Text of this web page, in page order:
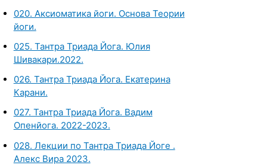
020. Аксиоматика йоги. Основа Теории
йоги.
025. Тантра Триада Йога. Юлия
Шивакари.2022.
026. Тантра Триада Йога. Екатерина
Карани.
027. Тантра Триада Йога. Вадим
Опенйога. 2022-2023.
028. Лекции по Тантра Триада Йоге .
Алекс Вира 2023.